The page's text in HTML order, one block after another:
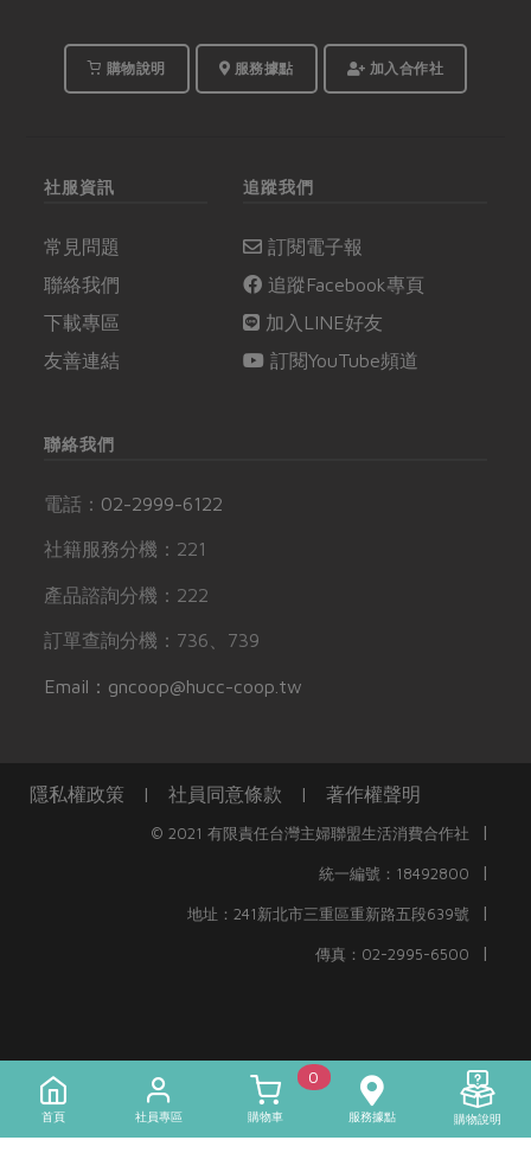
購物說明 服務據點 加入合作社
社服資訊
常見問題
聯絡我們
下載專區
友善連結
追蹤我們
訂閱電子報
追蹤Facebook專頁
加入LINE好友
訂閱YouTube頻道
聯絡我們
電話： 02-2999-6122
社籍服務分機：221
產品諮詢分機：222
訂單查詢分機：736、739
Email：gncoop@hucc-coop.tw
隱私權政策 | 社員同意條款 | 著作權聲明
© 2021 有限責任台灣主婦聯盟生活消費合作社 |
統一編號：18492800 |
地址：241新北市三重區重新路五段639號 |
傳真：02-2995-6500 |
首頁 社員專區
0
購物車 服務據點 購物說明